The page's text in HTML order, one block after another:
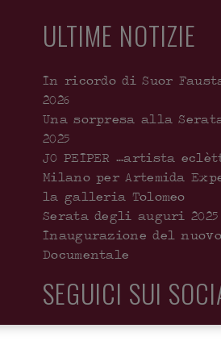
ULTIME NOTIZIE
In ricordo di Suor
2026
Una sorpresa alla
2025
JO PEIPER …artista
Milano per Artemida
la galleria Tolomeo
Serata degli auguri 2025
Inaugurazione del
Documentale
SEGUICI SUI